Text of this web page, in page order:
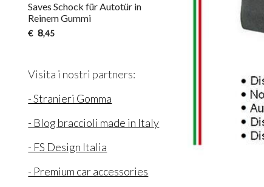
Saves Schock für Autotür in
Reinem Gummi
€ 8,45
Visita i nostri partners:
- Stranieri Gomma
- Blog braccioli made in Italy
- FS Design Italia
- Premium car accessories